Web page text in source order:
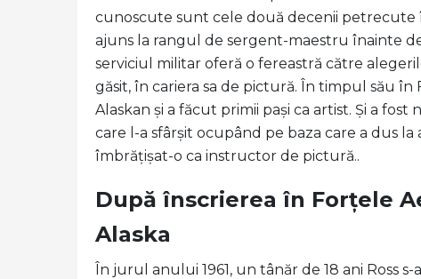
cunoscute sunt cele două decenii petrecute
ajuns la rangul de sergent-maestru înainte de
serviciul militar oferă o fereastră către
găsit, în cariera sa de pictură. În timpul său
Alaskan și a făcut primii pași ca artist. Și a
care l-a sfârșit ocupând pe baza care a dus
îmbrățișat-o ca instructor de pictură..
După înscrierea în Forțele
Alaska
În jurul anului 1961, un tânăr de 18 ani Ross